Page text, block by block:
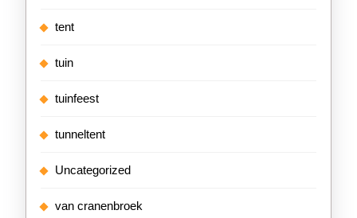
tent
tuin
tuinfeest
tunneltent
Uncategorized
van cranenbroek